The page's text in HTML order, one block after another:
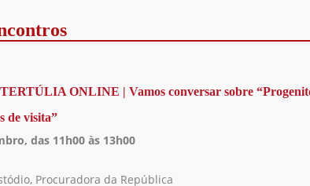
ONLINE | Vamos conversar sobre
de visita”
das 11h00 às 13h00
Procuradora da República